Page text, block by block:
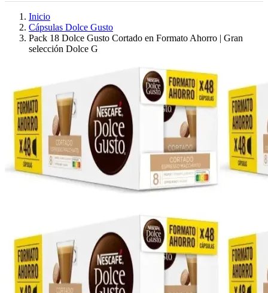
Inicio
Cápsulas Dolce Gusto
Pack 18 Dolce Gusto Cortado en Formato Ahorro | Gran
selección Dolce G